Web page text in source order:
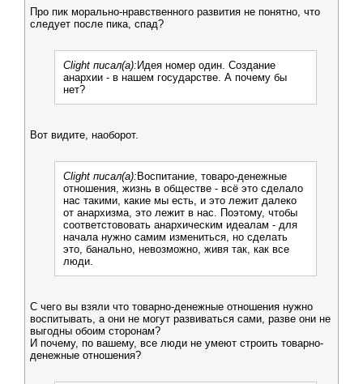
Про пик морально-нравственного развития не понятно, что
следует после пика, спад?
Clight писал(а): Идея номер один. Создание
анархии - в нашем государстве. А почему бы
нет?
Вот видите, наоборот.
Clight писал(а): Воспитание, товаро-денежные
отношения, жизнь в обществе - всё это сделало
нас такими, какие мы есть, и это лежит далеко
от анархизма, это лежит в нас. Поэтому, чтобы
соответстововать анархическим идеалам - для
начала нужно самим измениться, но сделать
это, банально, невозможно, живя так, как все
люди.
С чего вы взяли что товарно-денежные отношения нужно
воспитывать, а они не могут развиваться сами, разве они не
выгодны обоим сторонам?
И почему, по вашему, все люди не умеют строить товарно-
денежные отношения?